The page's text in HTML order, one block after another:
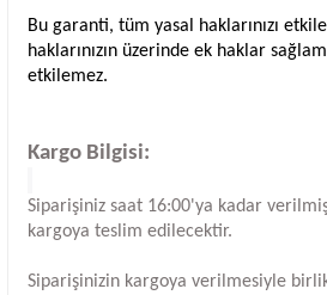
Bu garanti, tüm yasal haklarınızı
haklarınızın üzerinde ek haklar
etkilemez.
Kargo Bilgisi:
Siparişiniz saat 16:00'ya kadar
kargoya teslim edilecektir.
Siparişinizin kargoya verilmesiyle